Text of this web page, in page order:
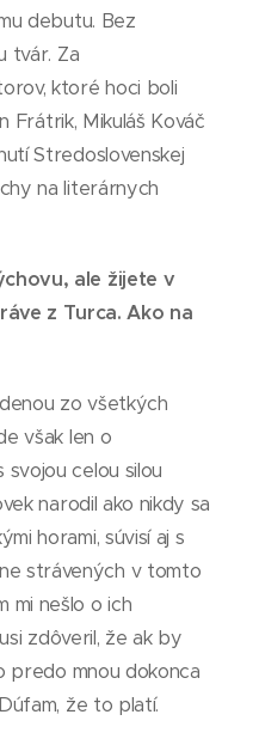
debutu. Bez
tvár. Za
ktoré hoci boli
Frátrik, Mikuláš Kováč
Stredoslovenskej
na literárnych
ale žijete v
z Turca. Ako na
zo všetkých
však len o
celou silou
narodil ako nikdy sa
horami, súvisí aj s
strávených v tomto
mi nešlo o ich
zdôveril, že ak by
predo mnou dokonca
že to platí.